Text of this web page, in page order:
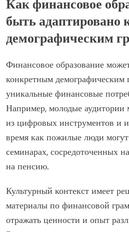
Как финансовое
быть адаптировано
демографическим
Финансовое образование
уникальные финансовые
Например, молодые аудитории
из цифровых инструментов и